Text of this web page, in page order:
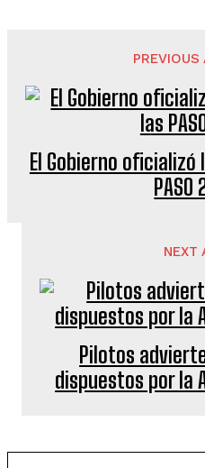
PREVIOUS
El Gobierno
PASO
NEXT
Pilotos
dispuestos por la